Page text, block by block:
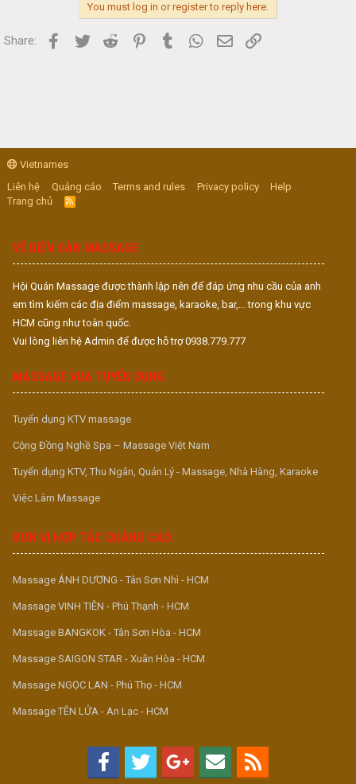
You must log in or register to reply here.
Share: Facebook
Twitter Reddit PinterestTumblr WhatsApp
Email
Vietnames
Liên hệ
Quảng cáo Terms and rules Privacy policy
Help
Trang chủ
R
S
VỀ DIỄN ĐÀN MASSAGE
Hội Quán Massage được thành lập nên để đáp ứng nhu cầu của anh
em tìm kiếm các địa điểm massage, karaoke, bar,... trong khu vực
HCM cũng như toàn quốc.
Vui lòng liên hệ Admin để được hỗ trợ 0938.779.777
MASSAGE VUA TUYỂN DỤNG
Tuyển dụng KTV massage
Cộng Đồng Nghề Spa – Massage Việt Nam
Tuyển dụng KTV, Thu Ngân, Quản Lý - Massage, Nhà Hàng, Karaoke
Việc Làm Massage
ĐƠN VỊ HỢP TÁC QUẢNG CÁO
Massage ÁNH DƯƠNG - Tân Sơn Nhì - HCM
Massage VINH TIÊN - Phú Thạnh - HCM
Massage BANGKOK - Tân Sơn Hòa - HCM
Massage SAIGON STAR - Xuân Hòa - HCM
Massage NGỌC LAN - Phú Thọ - HCM
Massage TÊN LỬA - An Lạc - HCM